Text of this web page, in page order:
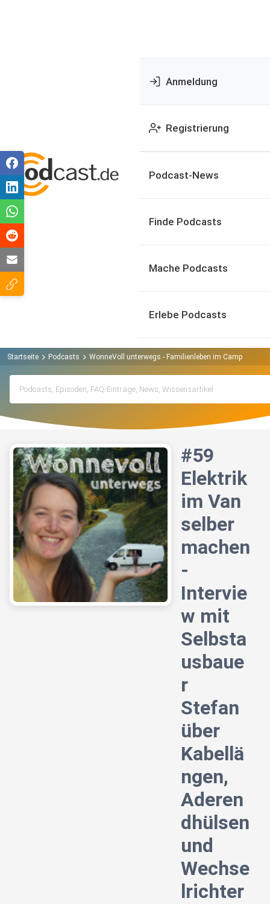
Anmeldung
Registrierung
Podcast-News
Finde Podcasts
Mache Podcasts
Erlebe Podcasts
Startseite Podcasts WonneVoll unterwegs - Familienleben im Campervan
#59
Elektrik
im Van
selber
machen
-
Intervie
w mit
Selbsta
usbaue
r
Stefan
über
Kabellä
ngen,
Aderen
dhülsen
und
Wechse
lrichter